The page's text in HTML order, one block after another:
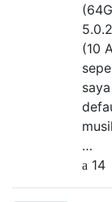
(10
…
14